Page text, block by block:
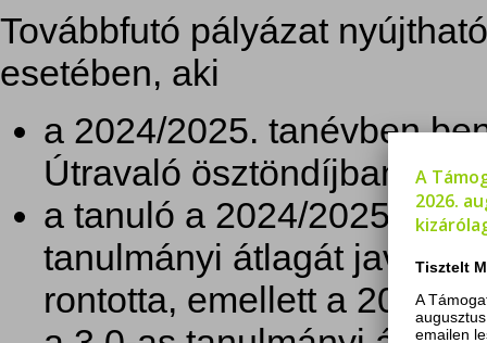
Továbbfutó pályázat
esetében, aki
a 2024/2025. tanévben
Útravaló ösztöndíjban
a tanuló a 2024/2025.
tanulmányi átlagát
rontotta, emellett a 2024/
A
2026.
Tisztelt
A
emailen